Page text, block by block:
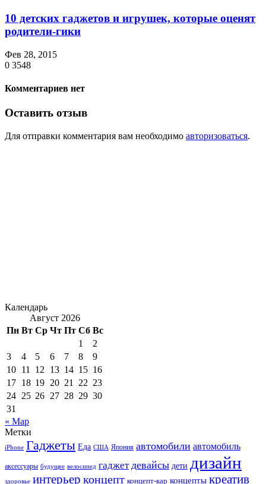
10 детских гаджетов и игрушек, которые оценят
родители-гики
Фев 28, 2015
0 3548
Комментариев нет
Оставить отзыв
Для отправки комментария вам необходимо авторизоваться.
Календарь
Август 2026
Пн Вт Ср Чт Пт Сб Вс
1
2
3
4 5 6 7 8
9
10 11 12 13 14 15 16
17 18 19 20 21 22 23
24 25 26 27 28 29 30
31
« Мар
Метки
iPhone Гаджеты Еда США Япония автомобили автомобиль
аксессуары будущее велосипед гаджет девайсы дети дизайн
здоровье интерьер концепт концепт-кар концепты креатив